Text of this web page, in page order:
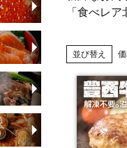
「食べレ
並び替え